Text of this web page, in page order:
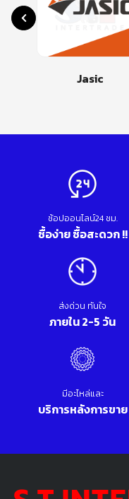
Jasic
ช้อปออนไลน์24 ชม.
ซื้อง่าย ซื้อสะดวก !!
ส่งด่วน ทันใจ
ภายใน 2-5 วัน
มีอะไหล่และ
บริการหลังการขาย